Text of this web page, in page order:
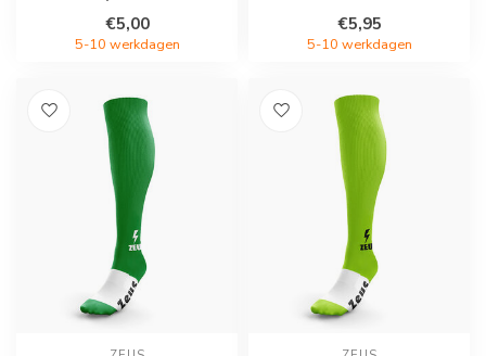
€5,00
5-10 werkdagen
€5,95
5-10 werkdagen